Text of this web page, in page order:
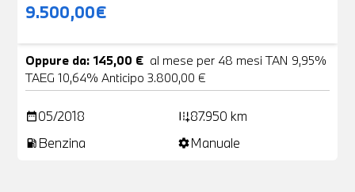
9.500,00€
Oppure da: 145,00 € al mese per 48 mesi TAN 9,95%
TAEG 10,64% Anticipo 3.800,00 €
date_range05/2018 add_road87.950 km
local_gas_station Benzina settingsManuale